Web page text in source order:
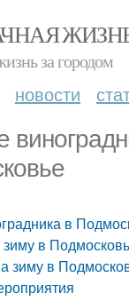
за городом
новости
в
зиму в
зиму в